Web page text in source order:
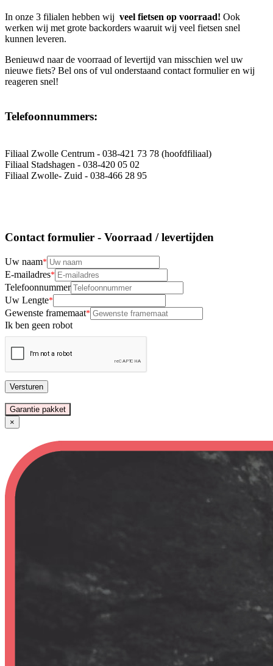
In onze 3 filialen hebben wij veel fietsen op voorraad! Ook
werken wij met grote backorders waaruit wij veel fietsen snel
kunnen leveren.
Benieuwd naar de voorraad of levertijd van misschien wel uw
nieuwe fiets? Bel ons of vul onderstaand contact formulier en wij
reageren snel!
Telefoonnummers:
Filiaal Zwolle Centrum - 038-421 73 78 (hoofdfiliaal)
Filiaal Stadshagen - 038-420 05 02
Filiaal Zwolle- Zuid - 038-466 28 95
Contact formulier - Voorraad / levertijden
Uw naam
E-mailadres
Telefoonnummer
Uw Lengte
Gewenste framemaat
Ik ben geen robot
Versturen
Garantie pakket
×